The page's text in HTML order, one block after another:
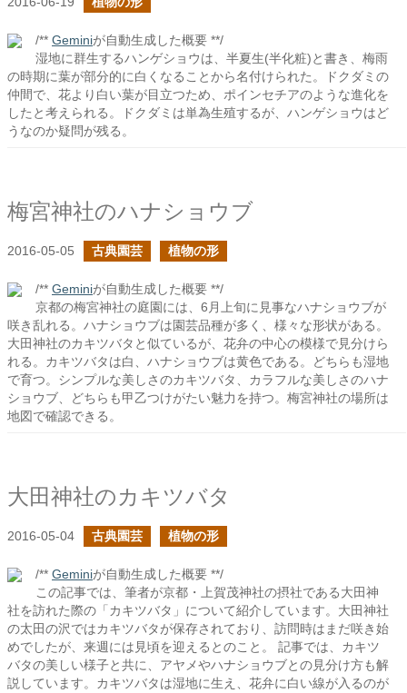
/** Geminiが自動生成した概要 **/
湿地に群生するハンゲショウは、半夏生(半化粧)と書き、梅雨
の時期に葉が部分的に白くなることから名付けられた。ドクダミの
仲間で、花より白い葉が目立つため、ポインセチアのような進化を
したと考えられる。ドクダミは単為生殖するが、ハンゲショウはど
うなのか疑問が残る。
梅宮神社のハナショウブ
2016-05-05 古典園芸 植物の形
/** Geminiが自動生成した概要 **/
京都の梅宮神社の庭園には、6月上旬に見事なハナショウブが
咲き乱れる。ハナショウブは園芸品種が多く、様々な形状がある。
大田神社のカキツバタと似ているが、花弁の中心の模様で見分けら
れる。カキツバタは白、ハナショウブは黄色である。どちらも湿地
で育つ。シンプルな美しさのカキツバタ、カラフルな美しさのハナ
ショウブ、どちらも甲乙つけがたい魅力を持つ。梅宮神社の場所は
地図で確認できる。
大田神社のカキツバタ
2016-05-04 古典園芸 植物の形
/** Geminiが自動生成した概要 **/
この記事では、筆者が京都・上賀茂神社の摂社である大田神
社を訪れた際の「カキツバタ」について紹介しています。大田神社
の太田の沢ではカキツバタが保存されており、訪問時はまだ咲き始
めでしたが、来週には見頃を迎えるとのこと。 記事では、カキツ
バタの美しい様子と共に、アヤメやハナショウブとの見分け方も解
説しています。カキツバタは湿地に生え、花弁に白い線が入るのが